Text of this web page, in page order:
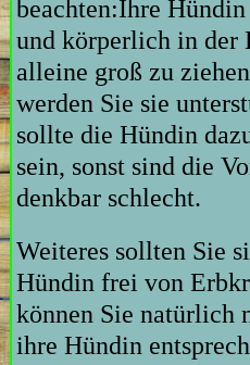
beachten:Ihre
und körperlich in der
alleine groß zu
werden Sie sie
sollte die Hündin
sein, sonst sind die
denkbar schlecht.
Weiteres sollten Sie
Hündin frei von
können Sie natürlich
ihre Hündin